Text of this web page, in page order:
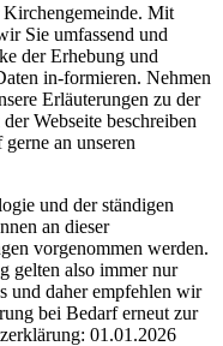
Kirchengemeinde. Mit
Sie umfassend und
der Erhebung und
in-formieren. Nehmen
Erläuterungen zu der
Webseite beschreiben
an unseren
und der ständigen
an dieser
vorgenommen werden.
gelten also immer nur
und daher empfehlen wir
bei Bedarf erneut zur
01.01.2026